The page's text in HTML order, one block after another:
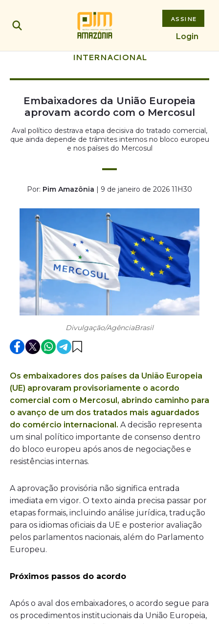
ASSINE
Login
INTERNACIONAL
Embaixadores da União Europeia
aprovam acordo com o Mercosul
Aval político destrava etapa decisiva do tratado comercial,
que ainda depende de trâmites internos no bloco europeu
e nos países do Mercosul
Por: Pim Amazônia | 9 de janeiro de 2026 11H30
Divulgação/AgênciaBrasil
Os embaixadores dos países da União Europeia
(UE) aprovaram provisoriamente o acordo
comercial com o Mercosul, abrindo caminho para
o avanço de um dos tratados mais aguardados
do comércio internacional. A decisão representa
um sinal político importante de consenso dentro
do bloco europeu após anos de negociações e
resistências internas.
A aprovação provisória não significa entrada
imediata em vigor. O texto ainda precisa passar por
etapas formais, incluindo análise jurídica, tradução
para os idiomas oficiais da UE e posterior avaliação
pelos parlamentos nacionais, além do Parlamento
Europeu.
Próximos passos do acordo
Após o aval dos embaixadores, o acordo segue para
os procedimentos institucionais da União Europeia,